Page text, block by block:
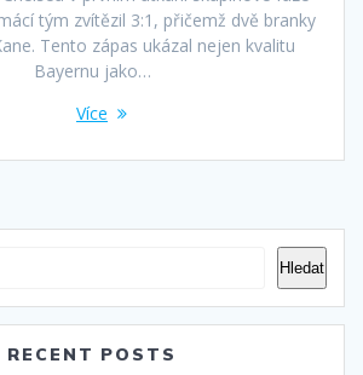
tým zvítězil 3:1, přičemž dvě branky
Tento zápas ukázal nejen kvalitu
Bayernu jako…
Více
Hledat
RECENT POSTS